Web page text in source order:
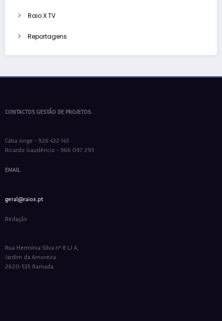
Raio X TV
Reportagens
CONTACTOS GESTÃO DE PROJETOS
Cátia Jorge - 926 432 143
Ricardo Gaudêncio - 966 097 293
EMAIL
geral@raiox.pt
Redação
Rua Hermínia Silva nº 8 LJ A,
Jardim da Amoreira
2620-535 Ramada